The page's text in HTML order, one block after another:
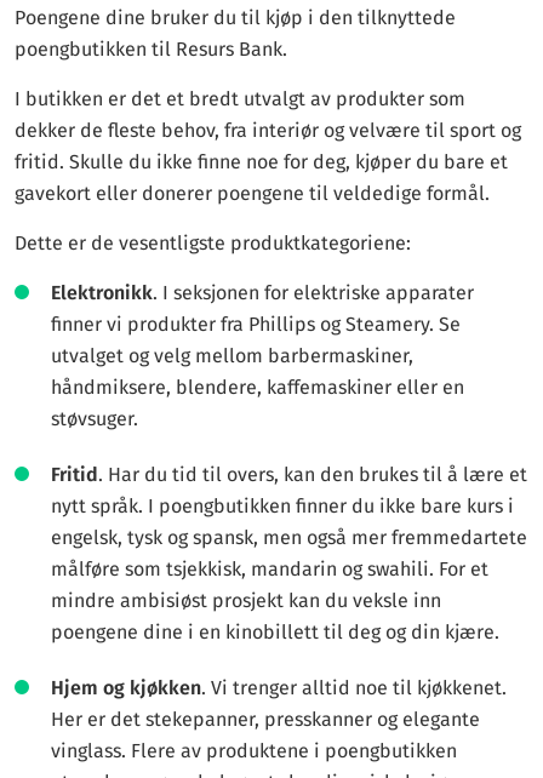
Poengene dine bruker du til kjøp i den tilknyttede
poengbutikken til Resurs Bank.
I butikken er det et bredt utvalgt av produkter som
dekker de fleste behov, fra interiør og velvære til sport og
fritid. Skulle du ikke finne noe for deg, kjøper du bare et
gavekort eller donerer poengene til veldedige formål.
Dette er de vesentligste produktkategoriene:
Elektronikk. I seksjonen for elektriske apparater
finner vi produkter fra Phillips og Steamery. Se
utvalget og velg mellom barbermaskiner,
håndmiksere, blendere, kaffemaskiner eller en
støvsuger.
Fritid. Har du tid til overs, kan den brukes til å lære et
nytt språk. I poengbutikken finner du ikke bare kurs i
engelsk, tysk og spansk, men også mer fremmedartete
målføre som tsjekkisk, mandarin og swahili. For et
mindre ambisiøst prosjekt kan du veksle inn
poengene dine i en kinobillett til deg og din kjære.
Hjem og kjøkken. Vi trenger alltid noe til kjøkkenet.
Her er det stekepanner, presskanner og elegante
vinglass. Flere av produktene i poengbutikken